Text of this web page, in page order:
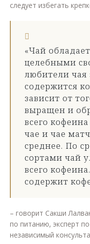
следует избегать
«Чай
целебными
любители чая
содержится
зависит от
выращен и
всего
чае и чае
среднее. По
сортами чай
всего
содержит
– говорит Сакши
по питанию, эксперт
независимый